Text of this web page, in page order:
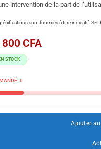
intervention de la part de
sont fournies à titre indicatif.
CFA
STOCK
0
Ajouter